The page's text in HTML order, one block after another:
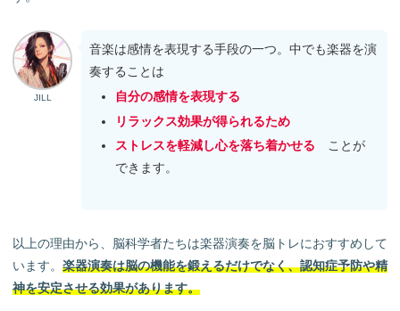
JILL
音楽は感情を表現する手段の一つ。中でも楽器を演
奏することは
自分の感情を表現する
リラックス効果が得られるため
ストレスを軽減し心を落ち着かせる ことが
できます。
以上の理由から、脳科学者たちは楽器演奏を脳トレにおすすめして
います。 楽器演奏は脳の機能を鍛えるだけでなく、認知症予防や精
神を安定させる効果があります。